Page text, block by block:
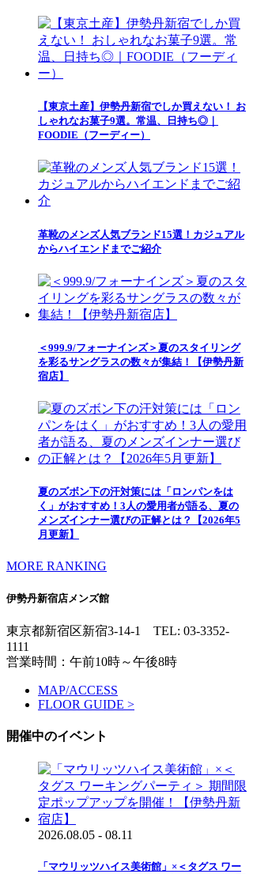
【東京土産】伊勢丹新宿でしか買えない！ お
しゃれなお菓子9選。常温、日持ち◎｜
FOODIE（フーディー）
革靴のメンズ人気ブランド15選！カジュアル
からハイエンドまでご紹介
＜999.9/フォーナインズ＞夏のスタイリング
を彩るサングラスの数々が集結！【伊勢丹新
宿店】
夏のズボン下の汗対策には「ロンパンをは
く」がおすすめ！3人の愛用者が語る、夏の
メンズインナー選びの正解とは？【2026年5
月更新】
MORE RANKING
伊勢丹新宿店メンズ館
東京都新宿区新宿3-14-1 TEL: 03-3352-
1111
営業時間：午前10時～午後8時
MAP/ACCESS
FLOOR GUIDE >
開催中のイベント
2026.08.05 - 08.11
「マウリッツハイス美術館」×＜タグス ワー